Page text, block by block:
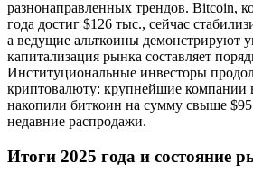
разнонаправленных трендов. Bitcoin,
года достиг $126 тыс., сейчас
а ведущие альткоины демонстрируют
капитализация рынка составляет
Институциональные инвесторы
криптовалюту: крупнейшие компании
накопили биткоин на сумму свыше
недавние распродажи.
Итоги 2025 года и состояние